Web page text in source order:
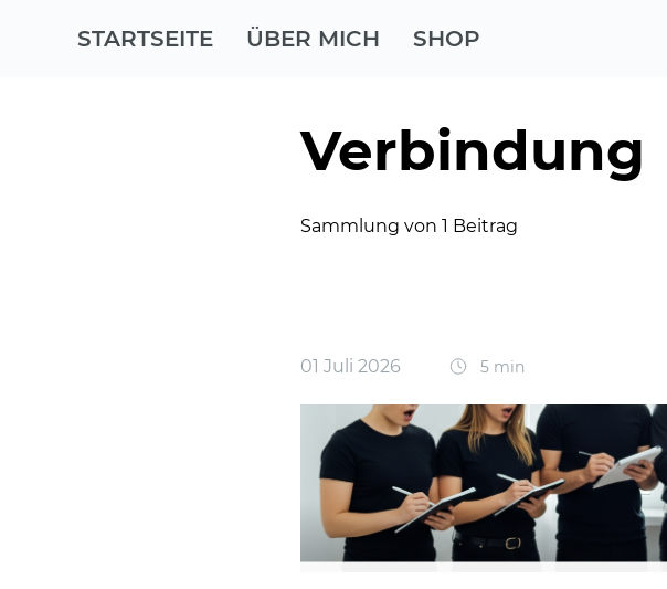
STARTSEITE ÜBER MICH SHOP
Verbindung
Sammlung von 1 Beitrag
01 Juli 2026 5 min